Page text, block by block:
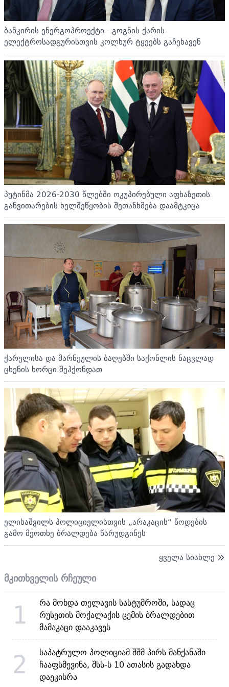
ბანკირის ენერგოპროექტი - გოგნის ქარის
ელექტროსადგურისთვის კოლხურ ტყეებს გაჩეხავენ
პუტინმა 2026-2030 წლებში ოკუპირებული აფხაზეთის
განვითარების ხელშეწყობის შეთანხმება დაამტკიცა
ქარელისა და მარნეულის ბაღებში საქონლის ნაცვლად
ცხენის ხორცი შეჰქონდათ
ელისაშვილს პოლიციელისთვის „არაკაცის“ წოდების
გამო მეოთხე ბრალდება წარუდგინეს
ყველა სიახლე
მკითხველის რჩეული
1
რა მოხდა თელავის სასტუმროში, სადაც
რუსეთის მოქალაქის ცემის ბრალდებით
მამაკაცი დააკავეს
2
საპატრულო პოლიციამ შშმ პირს მანქანაში
ჩააფსმევინა, შსს-ს 10 ათასის გადახდა
დაეკისრა